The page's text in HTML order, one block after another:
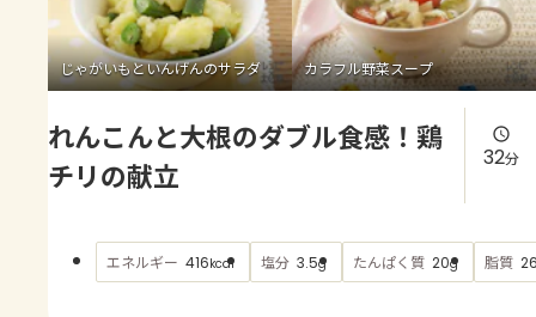
よくあるお問い合わせ
お買い物
AJINOMOTO PARK とは
じゃがいもといんげんのサラダ カラフル野菜スープ
れんこんと大根のダブル食感！鶏
チリの献立
32分
エネルギー 416kcal 塩分 3.5g たんぱく質 20g 脂質